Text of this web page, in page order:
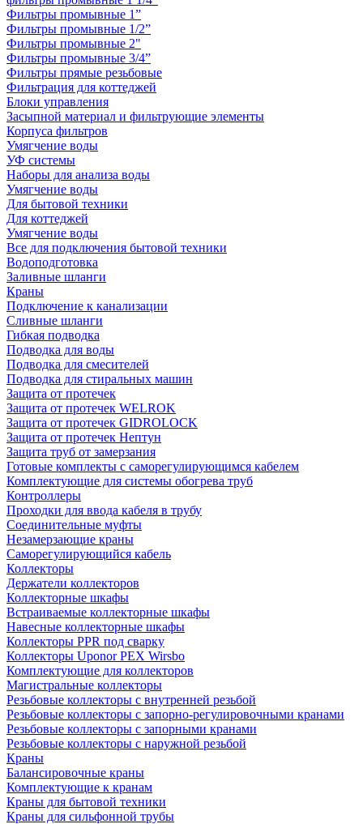
Фильтры промывные 1”
Фильтры промывные 1/2”
Фильтры промывные 2"
Фильтры промывные 3/4”
Фильтры прямые резьбовые
Фильтрация для коттеджей
Блоки управления
Засыпной материал и фильтрующие элементы
Корпуса фильтров
Умягчение воды
УФ системы
Наборы для анализа воды
Умягчение воды
Для бытовой техники
Для коттеджей
Умягчение воды
Все для подключения бытовой техники
Водоподготовка
Заливные шланги
Краны
Подключение к канализации
Сливные шланги
Гибкая подводка
Подводка для воды
Подводка для смесителей
Подводка для стиральных машин
Защита от протечек
Защита от протечек WELROK
Защита от протечек GIDROLOCK
Защита от протечек Нептун
Защита труб от замерзания
Готовые комплекты с саморегулирующимся кабелем
Комплектующие для системы обогрева труб
Контроллеры
Проходки для ввода кабеля в трубу
Соединительные муфты
Незамерзающие краны
Саморегулирующийся кабель
Коллекторы
Держатели коллекторов
Коллекторные шкафы
Встраиваемые коллекторные шкафы
Навесные коллекторные шкафы
Коллекторы PPR под сварку
Коллекторы Uponor PEX Wirsbo
Комплектующие для коллекторов
Магистральные коллекторы
Резьбовые коллекторы с внутренней резьбой
Резьбовые коллекторы с запорно-регулировочными кранами
Резьбовые коллекторы с запорными кранами
Резьбовые коллекторы с наружной резьбой
Краны
Балансировочные краны
Комплектующие к кранам
Краны для бытовой техники
Краны для сильфонной трубы